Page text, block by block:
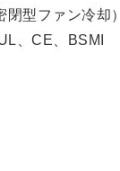
型ファン冷却）
、CE、BSMI